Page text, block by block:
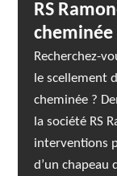
RS
cheminée
Recherchez-
le scellement
cheminée ?
la société RS
interventions
d’un chapeau